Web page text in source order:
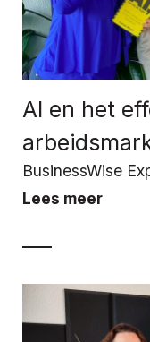
AI en het
BusinessWise
Lees meer